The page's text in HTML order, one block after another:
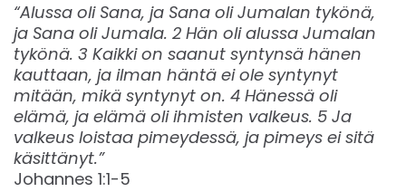
“Alussa oli Sana, ja Sana oli Jumalan tykönä,
ja Sana oli Jumala. 2 Hän oli alussa Jumalan
tykönä. 3 Kaikki on saanut syntynsä hänen
kauttaan, ja ilman häntä ei ole syntynyt
mitään, mikä syntynyt on. 4 Hänessä oli
elämä, ja elämä oli ihmisten valkeus. 5 Ja
valkeus loistaa pimeydessä, ja pimeys ei sitä
käsittänyt.”
Johannes 1:1-5